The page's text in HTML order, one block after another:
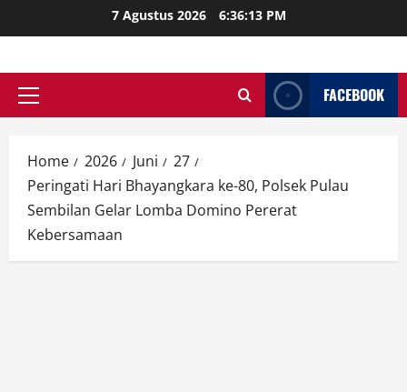
to
7 Agustus 2026 6:36:14 PM
Primary
FACEBOOK
Home 2026 Juni
27
Peringati Hari Bhayangkara ke-80, Polsek Pulau
Sembilan Gelar Lomba Domino Pererat
Kebersamaan